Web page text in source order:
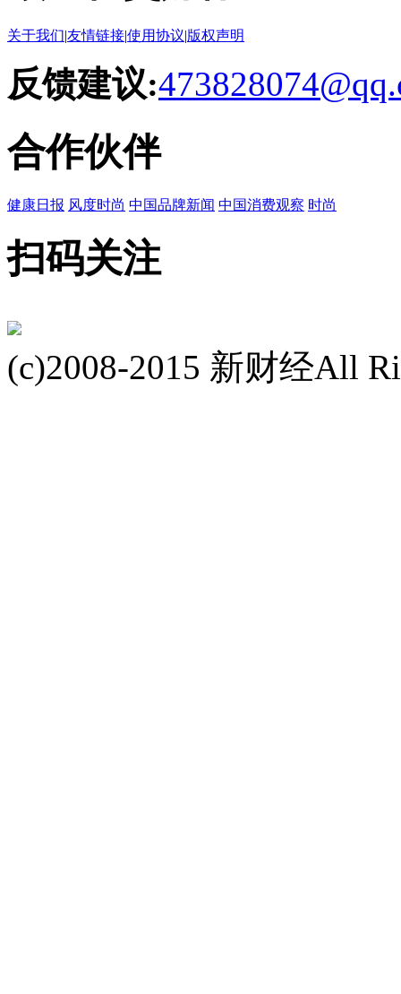
关于我们|友情链接|使用协议|版权声明
反馈建议:
合作伙伴
健康日报 风度时尚 中国品牌新闻 中国消费观察 时尚
扫码关注
(c)2008-2015 新财经All